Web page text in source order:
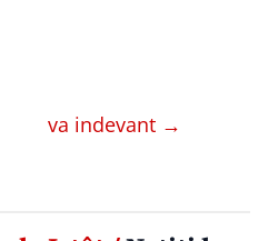
va indevant →